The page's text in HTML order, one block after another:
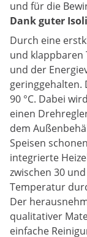
und für die
Dank guter
Durch eine
und klappbaren
und der
geringgehalten.
90 °C. Dabei
einen
dem
Speisen
integrierte
zwischen 30
Temperatur
Der
qualitativer
einfache